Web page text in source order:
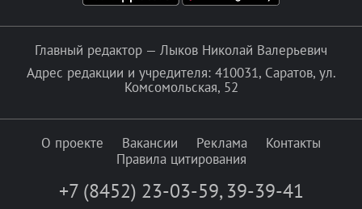
Главный редактор — Лыков Николай Валерьевич
Адрес редакции и учредителя: 410031, Саратов, ул.
Комсомольская, 52
О проекте Вакансии Реклама
Контакты
Правила цитирования
+7 (8452) 23-03-59, 39-39-41